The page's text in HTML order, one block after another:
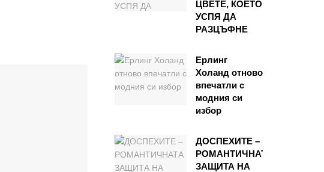
ЦВЕТЕ, КОЕТО
УСПЯ ДА
РАЗЦЪФНЕ
Ерлинг
Холанд отново
впечатли с
модния си
избор
ДОСПЕХИТЕ –
РОМАНТИЧНАТА
ЗАЩИТА НА